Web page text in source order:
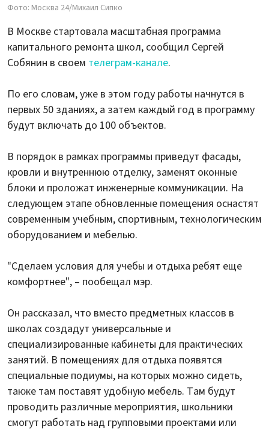
Фото: Москва 24/Михаил Сипко
В Москве стартовала масштабная программа
капитального ремонта школ, сообщил Сергей
Собянин в своем телеграм-канале.
По его словам, уже в этом году работы начнутся в
первых 50 зданиях, а затем каждый год в программу
будут включать до 100 объектов.
В порядок в рамках программы приведут фасады,
кровли и внутреннюю отделку, заменят оконные
блоки и проложат инженерные коммуникации. На
следующем этапе обновленные помещения оснастят
современным учебным, спортивным, технологическим
оборудованием и мебелью.
"Сделаем условия для учебы и отдыха ребят еще
комфортнее", – пообещал мэр.
Он рассказал, что вместо предметных классов в
школах создадут универсальные и
специализированные кабинеты для практических
занятий. В помещениях для отдыха появятся
специальные подиумы, на которых можно сидеть,
также там поставят удобную мебель. Там будут
проводить различные мероприятия, школьники
смогут работать над групповыми проектами или